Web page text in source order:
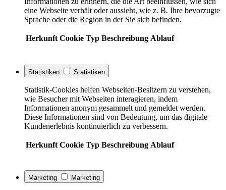
eine Webseite verhält oder aussieht, wie z. B. Ihre bevorzugte
Sprache oder die Region in der Sie sich befinden.
Herkunft Cookie Typ Beschreibung Ablauf
Statistiken Statistiken
Statistik-Cookies helfen Webseiten-Besitzern zu verstehen,
wie Besucher mit Webseiten interagieren, indem
Informationen anonym gesammelt und gemeldet werden.
Diese Informationen sind von Bedeutung, um das digitale
Kundenerlebnis kontinuierlich zu verbessern.
Herkunft Cookie Typ Beschreibung Ablauf
Marketing Marketing